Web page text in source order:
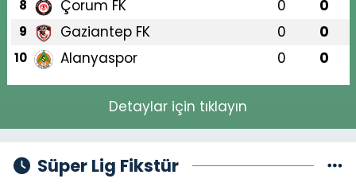
8 Çorum FK 0 0
9 Gaziantep FK 0 0
10 Alanyaspor 0 0
Detaylar için tıklayın
Süper Lig Fikstür